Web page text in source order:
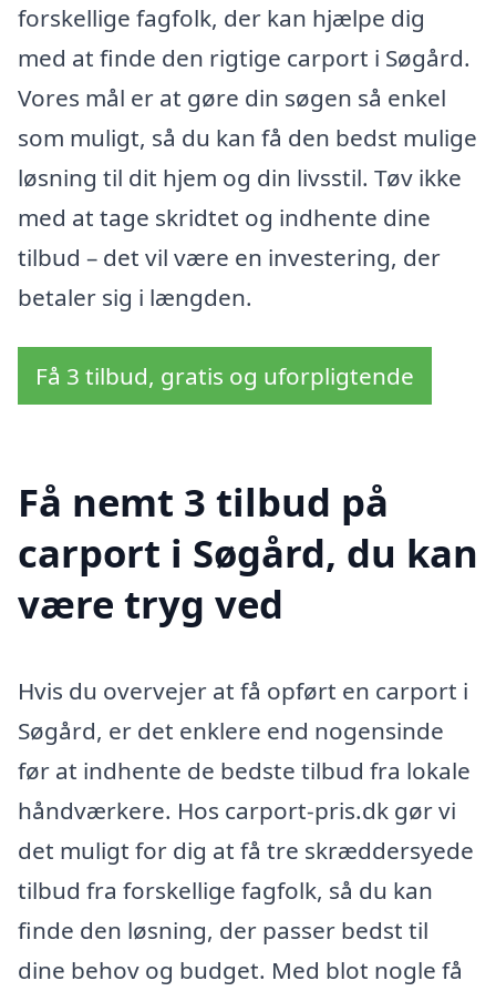
forskellige fagfolk, der kan hjælpe dig
med at finde den rigtige carport i Søgård.
Vores mål er at gøre din søgen så enkel
som muligt, så du kan få den bedst mulige
løsning til dit hjem og din livsstil. Tøv ikke
med at tage skridtet og indhente dine
tilbud – det vil være en investering, der
betaler sig i længden.
Få 3 tilbud, gratis og uforpligtende
Få nemt 3 tilbud på
carport i Søgård, du kan
være tryg ved
Hvis du overvejer at få opført en carport i
Søgård, er det enklere end nogensinde
før at indhente de bedste tilbud fra lokale
håndværkere. Hos carport-pris.dk gør vi
det muligt for dig at få tre skræddersyede
tilbud fra forskellige fagfolk, så du kan
finde den løsning, der passer bedst til
dine behov og budget. Med blot nogle få